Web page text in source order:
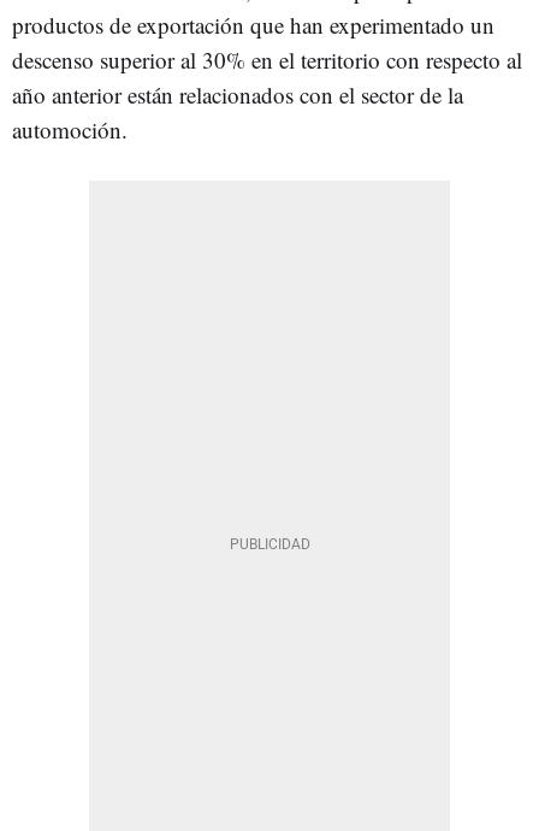
productos de exportación que han experimentado un
descenso superior al 30% en el territorio con respecto al
año anterior están relacionados con el sector de la
automoción.